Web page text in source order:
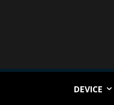
DEVICE